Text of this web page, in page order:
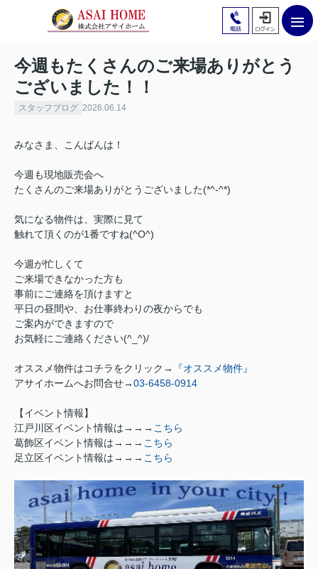
今週もたくさんのご来場ありがとう
ございました！！
スタッフブログ 2026.06.14
みなさま、こんばんは！
今週も現地販売会へ
たくさんのご来場ありがとうございました(*^-^*)
気になる物件は、実際に見て
触れて頂くのが1番ですね(^O^)
今週が忙しくて
ご来場できなかった方も
事前にご連絡を頂けますと
平日の昼間や、お仕事終わりの夜からでも
ご案内ができますので
お気軽にご連絡ください(^_^)/
オススメ物件はコチラをクリック→
『オススメ物件』
アサイホームへお問合せ→03-6458-0914
【イベント情報】
江戸川区イベント情報は→→→ こちら
葛飾区イベント情報は→→→ こちら
足立区イベント情報は→→→ こちら